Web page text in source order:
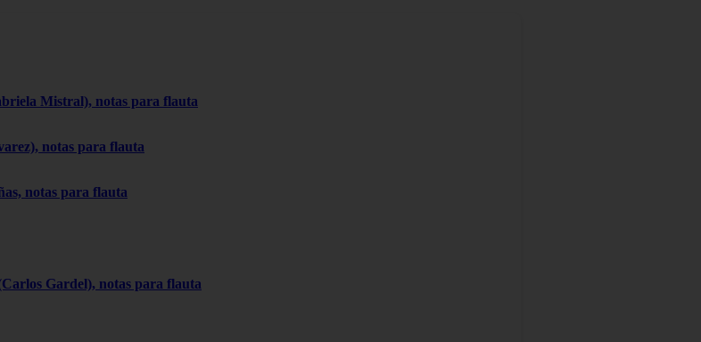
Mistral), notas para flauta
notas para flauta
notas para flauta
Gardel), notas para flauta